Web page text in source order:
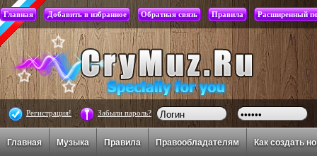
Главная Добавить в избранное Обратная связь Правила Расширенный
Регистрация! Забыли пароль?
Главная Музыка Правила Правообладателям Как создать